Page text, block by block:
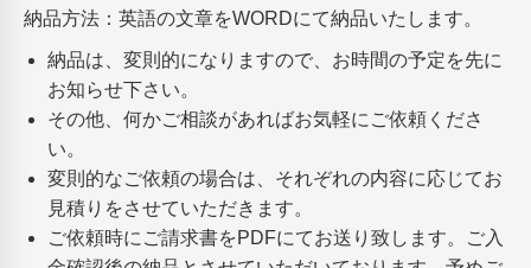
納品方法：英語の文章をWORDにて納品いたします。
納品は、変則的になりますので、お時間の予定を先に
お知らせ下さい。
その他、何かご相談があればお気軽にご依頼くださ
い。
変則的なご依頼の場合は、それぞれの内容に応じてお
見積りをさせていただきます。
ご依頼時にご請求書をPDFにてお送り致します。ご入